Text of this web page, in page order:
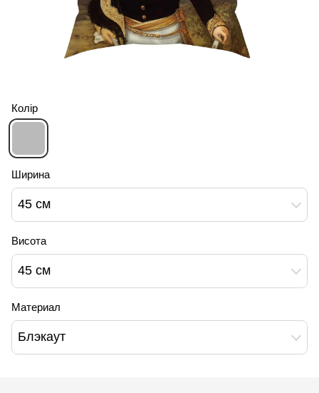
Колір
Ширина
45 см
Висота
45 см
Материал
Блэкаут